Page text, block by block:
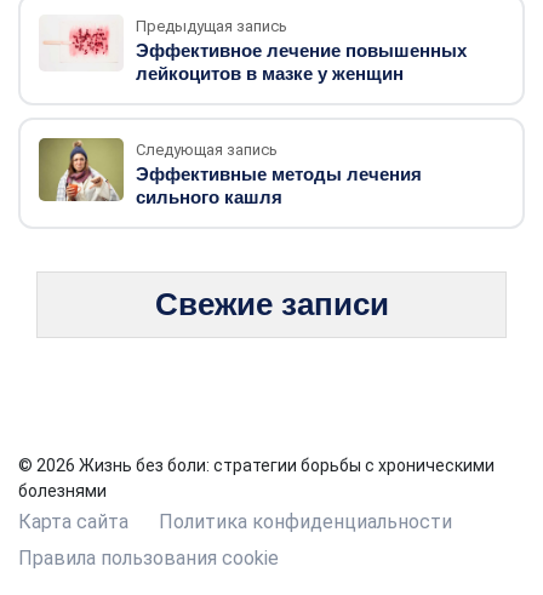
Предыдущая запись
Эффективное лечение повышенных
лейкоцитов в мазке у женщин
Следующая запись
Эффективные методы лечения
сильного кашля
Свежие записи
© 2026 Жизнь без боли: стратегии борьбы с хроническими
болезнями
Карта сайта
Политика конфиденциальности
Правила пользования cookie